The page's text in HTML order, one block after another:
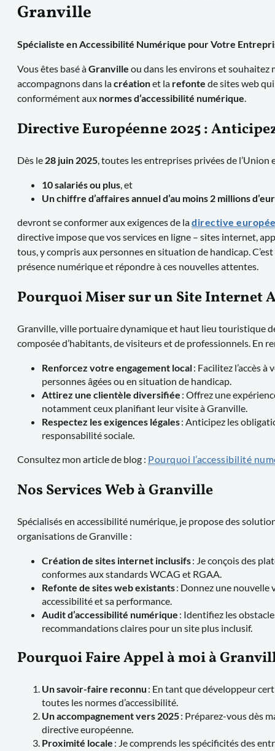
Granville
Spécialiste en Accessibilité Numérique pour Votre
Vous êtes basé àGranville ou dans les environs et
accompagnons dans lacréationet la refonte de sites web
conformément aux normes d’accessibilité numérique
Directive Européenne 2025 :
Dès le 28 juin 2025, toutes les entreprises privées de l’Union
10 salariés ou plus , et
Un chiffre d’affaires annuel d’au moins 2 millions
devront se conformer aux exigences de ladirective
directive impose que vos services en ligne – sites internet,
tous, y compris aux personnes en situation de handicap.
présence numérique et répondre à ces nouvelles attentes.
Pourquoi Miser sur un Site Internet
Granville, ville portuaire dynamique et haut lieu touristique
composée d’habitants, de visiteurs et de professionnels. En
Renforcez votre engagement local: Facilitez l’accès
personnes âgées ou en situation de handicap.
Attirez une clientèle diversifiée : Offrez une
notamment ceux planifiant leur visite à Granville.
Respectez les exigences légales: Anticipez les
responsabilité sociale.
Consultez mon article de blog : Pourquoi l’accessibilité
Nos Services Web à Granville
Spécialisés en accessibilité numérique, je propose des
organisations de Granville :
Création de sites internet inclusifs: Je conçois des
conformes aux standards WCAG et RGAA.
Refonte de sites web existants: Donnez une nouvelle
accessibilité et sa performance.
Audit d’accessibilité numérique : Identifiez les
recommandations claires pour un site plus inclusif.
Pourquoi Faire Appel à moi à
Un savoir-faire reconnu : En tant que développeur
toutes les normes d’accessibilité.
Un accompagnement vers 2025: Préparez-vous dès
directive européenne.
Proximité locale : Je comprends les spécificités des